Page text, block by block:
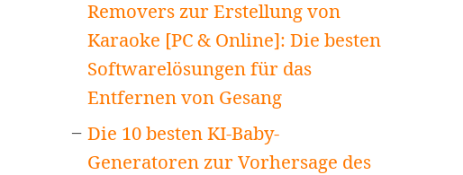
Removers zur Erstellung von
Karaoke [PC & Online]: Die besten
Softwarelösungen für das
Entfernen von Gesang
Die 10 besten KI-Baby-
Generatoren zur Vorhersage des